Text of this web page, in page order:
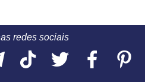
redes sociais